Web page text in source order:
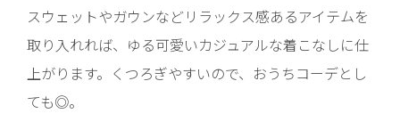
スウェットやガウンなどリラックス感あるアイテムを
取り入れれば、ゆる可愛いカジュアルな着こなしに仕
上がります。くつろぎやすいので、おうちコーデとし
ても◎。